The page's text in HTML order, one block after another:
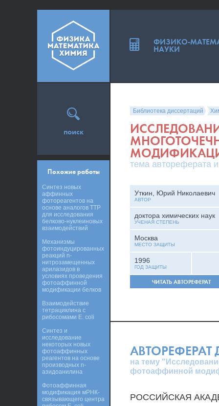
Библиотека диссертаций
тема автореферата
Уткин, Юрий Николаевич
АВТОР
доктора химических наук
УЧЕНАЯ СТЕПЕНЬ
Москва
МЕСТО ЗАЩИТЫ
1996
ГОД ЗАЩИТЫ
ЧИТАТЬ АВТОРЕФЕРАТ
АВТОРЕФЕРАТ
на тему
фотоаффинной
РОССИЙСКАЯ
поиск
Похожие работы
Синтез новых
аффинных
фотореагентов на
основе аналогов ТТР
для исследования
белково-нуклеиновых
взаимодействий
Механизмы
фотоиндуцированных
реакций n-
нитрозамещенных
арилазидов в
условиях проведения
фотоаффинной
модификации белков
Взаимодействие
тетрациклина с
рибосомами E. coli
Синтез и
исследование
некоторых новых
фотоаффинных
реагентов на основе
производных n-
азидоанилина
Фотоаффинная
модификация мРНК-
связывающего центра
ФИЗИКО-
НАУКИ